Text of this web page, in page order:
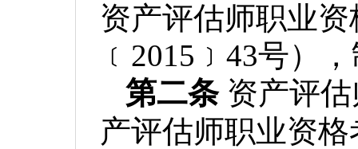
资产评估师职业
﹝2015﹞43号）
第二条 资产评
产评估师职业资